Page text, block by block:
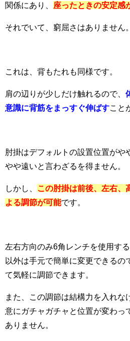
関係にあり、
座ったときの安定感
それでいて、窮屈さはありません。
これは、背もたれも同様です。
肩の辺りが少しだけ触れるので、
意識に背筋をまっすぐ伸ばす こと
肘掛はデフォルトの設置位置がや
やや遠いと言わざるを得ません。
しかし、
この肘掛は前後、左右、
よる調節が可能です。
左右方向のみ6角レンチを使用す
以外は手元で簡単に変更できるの
て気軽に調節できます。
また、この調節は結構力を入れな
意にガチャガチャと位置が変わっ
ありません。